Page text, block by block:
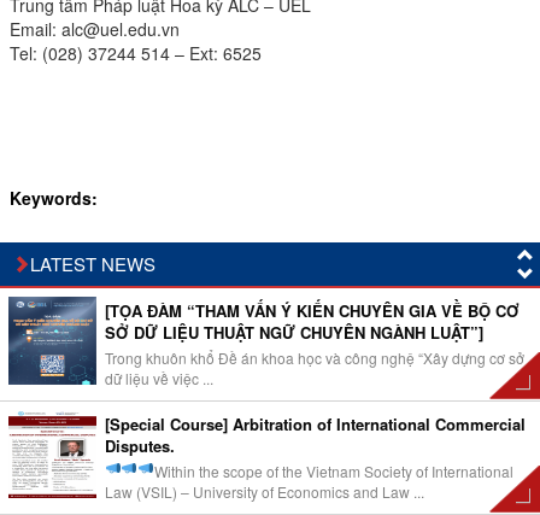
Email: alc@uel.edu.vn
Tel: (028) 37244 514 – Ext: 6525
Keywords:
LATEST NEWS
[TỌA ĐÀM “THAM VẤN Ý KIẾN CHUYÊN GIA VỀ BỘ CƠ
SỞ DỮ LIỆU THUẬT NGỮ CHUYÊN NGÀNH LUẬT”]
Trong khuôn khổ Đề án khoa học và công nghệ “Xây dựng cơ sở
dữ liệu về việc ...
[Special Course] Arbitration of International Commercial
Disputes.
Within the scope of the Vietnam Society of International
Law (VSIL) – University of Economics and Law ...